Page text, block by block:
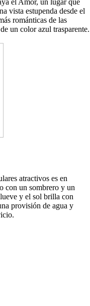
el Amor, un lugar que
vista estupenda desde el
románticas de las
un color azul trasparente.
atractivos es en
con un sombrero y un
y el sol brilla con
provisión de agua y